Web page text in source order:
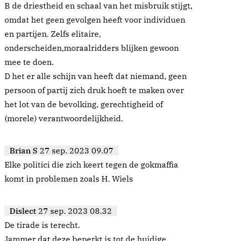
B de driestheid en schaal van het misbruik stijgt,
omdat het geen gevolgen heeft voor individuen
en partijen. Zelfs elitaire,
onderscheiden,moraalridders blijken gewoon
mee te doen.
D het er alle schijn van heeft dat niemand, geen
persoon of partij zich druk hoeft te maken over
het lot van de bevolking, gerechtigheid of
(morele) verantwoordelijkheid.
Brian S 27 sep. 2023 09.07
Elke politici die zich keert tegen de gokmaffia
komt in problemen zoals H. Wiels
Dislect 27 sep. 2023 08.32
De tirade is terecht.